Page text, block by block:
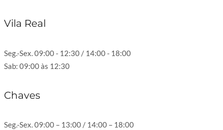
Vila Real
Seg.-Sex. 09:00 - 12:30 / 14:00 - 18:00
Sab: 09:00 às 12:30
Chaves
Seg.-Sex. 09:00 – 13:00 / 14:00 – 18:00